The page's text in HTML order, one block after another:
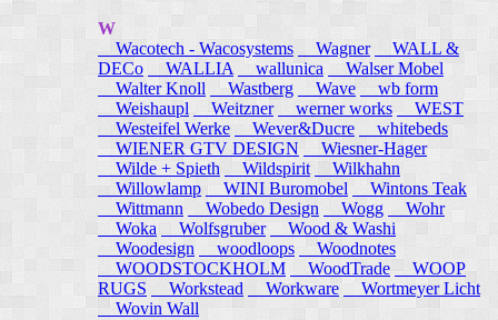
W
Wacotech - Wacosystems
Wagner
WALL &
DECo
WALLIA wallunica
Walser Mobel
Walter Knoll
Wastberg Wave
wb form
Weishaupl
Weitzner werner works
WEST
Westeifel Werke
Wever&Ducre
whitebeds
WIENER GTV DESIGN
Wiesner-Hager
Wilde + Spieth
Wildspirit
Wilkhahn
Willowlamp
WINI Buromobel
Wintons Teak
Wittmann
Wobedo Design Wogg
Wohr
Woka
Wolfsgruber
Wood & Washi
Woodesign
woodloops
Woodnotes
WOODSTOCKHOLM
WoodTrade
WOOP
RUGS
Workstead Workware
Wortmeyer Licht
Wovin Wall